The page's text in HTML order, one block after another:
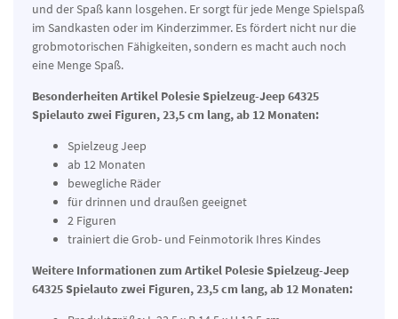
und der Spaß kann losgehen. Er sorgt für jede Menge Spielspaß
im Sandkasten oder im Kinderzimmer. Es fördert nicht nur die
grobmotorischen Fähigkeiten, sondern es macht auch noch
eine Menge Spaß.
Besonderheiten Artikel Polesie Spielzeug-Jeep 64325
Spielauto zwei Figuren, 23,5 cm lang, ab 12 Monaten:
Spielzeug Jeep
ab 12 Monaten
bewegliche Räder
für drinnen und draußen geeignet
2 Figuren
trainiert die Grob- und Feinmotorik Ihres Kindes
Weitere Informationen zum Artikel Polesie Spielzeug-Jeep
64325 Spielauto zwei Figuren, 23,5 cm lang, ab 12 Monaten: